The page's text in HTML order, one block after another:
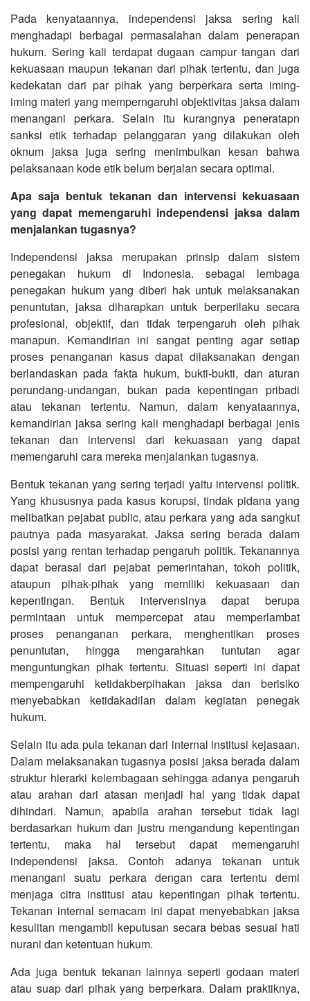
Pada kenyataannya, independensi jaksa sering kali
menghadapi berbagai permasalahan dalam penerapan
hukum. Sering kali terdapat dugaan campur tangan dari
kekuasaan maupun tekanan dari pihak tertentu, dan juga
kedekatan dari par pihak yang berperkara serta iming-
iming materi yang memperngaruhi objektivitas jaksa dalam
menangani perkara. Selain itu kurangnya peneratapn
sanksi etik terhadap pelanggaran yang dilakukan oleh
oknum jaksa juga sering menimbulkan kesan bahwa
pelaksanaan kode etik belum berjalan secara optimal.
Apa saja bentuk tekanan dan intervensi kekuasaan
yang dapat memengaruhi independensi jaksa dalam
menjalankan tugasnya?
Independensi jaksa merupakan prinsip dalam sistem
penegakan hukum di Indonesia. sebagai lembaga
penegakan hukum yang diberi hak untuk melaksanakan
penuntutan, jaksa diharapkan untuk berperilaku secara
profesional, objektif, dan tidak terpengaruh oleh pihak
manapun. Kemandirian ini sangat penting agar setiap
proses penanganan kasus dapat dilaksanakan dengan
berlandaskan pada fakta hukum, bukti-bukti, dan aturan
perundang-undangan, bukan pada kepentingan pribadi
atau tekanan tertentu. Namun, dalam kenyataannya,
kemandirian jaksa sering kali menghadapi berbagai jenis
tekanan dan intervensi dari kekuasaan yang dapat
memengaruhi cara mereka menjalankan tugasnya.
Bentuk tekanan yang sering terjadi yaitu intervensi politik.
Yang khususnya pada kasus korupsi, tindak pidana yang
melibatkan pejabat public, atau perkara yang ada sangkut
pautnya pada masyarakat. Jaksa sering berada dalam
posisi yang rentan terhadap pengaruh politik. Tekanannya
dapat berasal dari pejabat pemerintahan, tokoh politik,
ataupun pihak-pihak yang memiliki kekuasaan dan
kepentingan. Bentuk intervensinya dapat berupa
permintaan untuk mempercepat atau memperlambat
proses penanganan perkara, menghentikan proses
penuntutan, hingga mengarahkan tuntutan agar
menguntungkan pihak tertentu. Situasi seperti ini dapat
mempengaruhi ketidakberpihakan jaksa dan berisiko
menyebabkan ketidakadilan dalam kegiatan penegak
hukum.
Selain itu ada pula tekanan dari internal institusi kejasaan.
Dalam melaksanakan tugasnya posisi jaksa berada dalam
struktur hierarki kelembagaan sehingga adanya pengaruh
atau arahan dari atasan menjadi hal yang tidak dapat
dihindari. Namun, apabila arahan tersebut tidak lagi
berdasarkan hukum dan justru mengandung kepentingan
tertentu, maka hal tersebut dapat memengaruhi
independensi jaksa. Contoh adanya tekanan untuk
menangani suatu perkara dengan cara tertentu demi
menjaga citra institusi atau kepentingan pihak tertentu.
Tekanan internal semacam ini dapat menyebabkan jaksa
kesulitan mengambil keputusan secara bebas sesuai hati
nurani dan ketentuan hukum.
Ada juga bentuk tekanan lainnya seperti godaan materi
atau suap dari pihak yang berperkara. Dalam praktiknya,